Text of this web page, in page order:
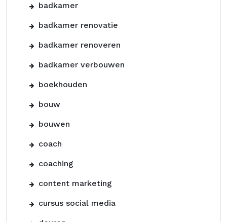
badkamer
badkamer renovatie
badkamer renoveren
badkamer verbouwen
boekhouden
bouw
bouwen
coach
coaching
content marketing
cursus social media